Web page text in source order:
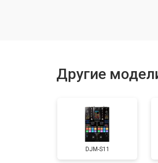
Другие
DJM-S11